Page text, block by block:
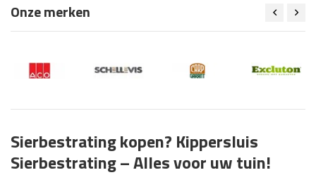
Onze merken
Sierbestrating kopen? Kippersluis
Sierbestrating – Alles voor uw tuin!